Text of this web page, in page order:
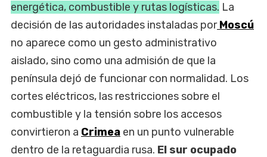
energética, combustible y rutas logísticas. La
decisión de las autoridades instaladas porMoscú
no aparece como un gesto administrativo
aislado, sino como una admisión de que la
península dejó de funcionar con normalidad. Los
cortes eléctricos, las restricciones sobre el
combustible y la tensión sobre los accesos
convirtieron a Crimea en un punto vulnerable
dentro de la retaguardia rusa. El sur ocupado